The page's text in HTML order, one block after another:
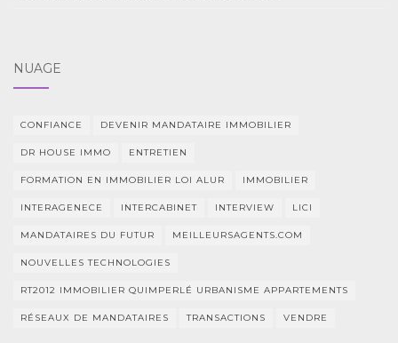
NUAGE
CONFIANCE DEVENIR MANDATAIRE IMMOBILIER
DR HOUSE IMMO ENTRETIEN
FORMATION EN IMMOBILIER LOI ALUR IMMOBILIER
INTERAGENECE INTERCABINET INTERVIEW LICI
MANDATAIRES DU FUTUR MEILLEURSAGENTS.COM
NOUVELLES TECHNOLOGIES
RT2012 IMMOBILIER QUIMPERLÉ URBANISME APPARTEMENTS
RÉSEAUX DE MANDATAIRES TRANSACTIONS VENDRE